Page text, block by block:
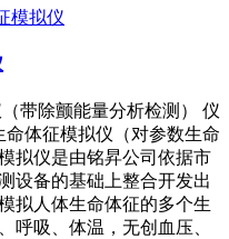
带除颤能量分析检测） 仪
命体征模拟仪（对参数生命
拟仪是由铭昇公司依据市
设备的基础上整合开发出
拟人体生命体征的多个生
呼吸、体温，无创血压、